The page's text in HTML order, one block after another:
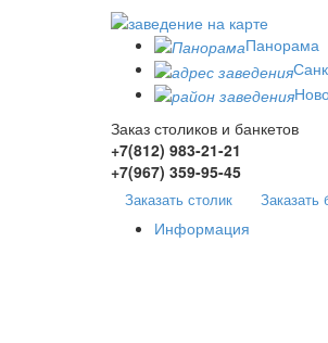
Панорама
Заказ столиков и банкетов
+7(812) 983-21-21
+7(967) 359-95-45
Заказать столик Заказать
Информация